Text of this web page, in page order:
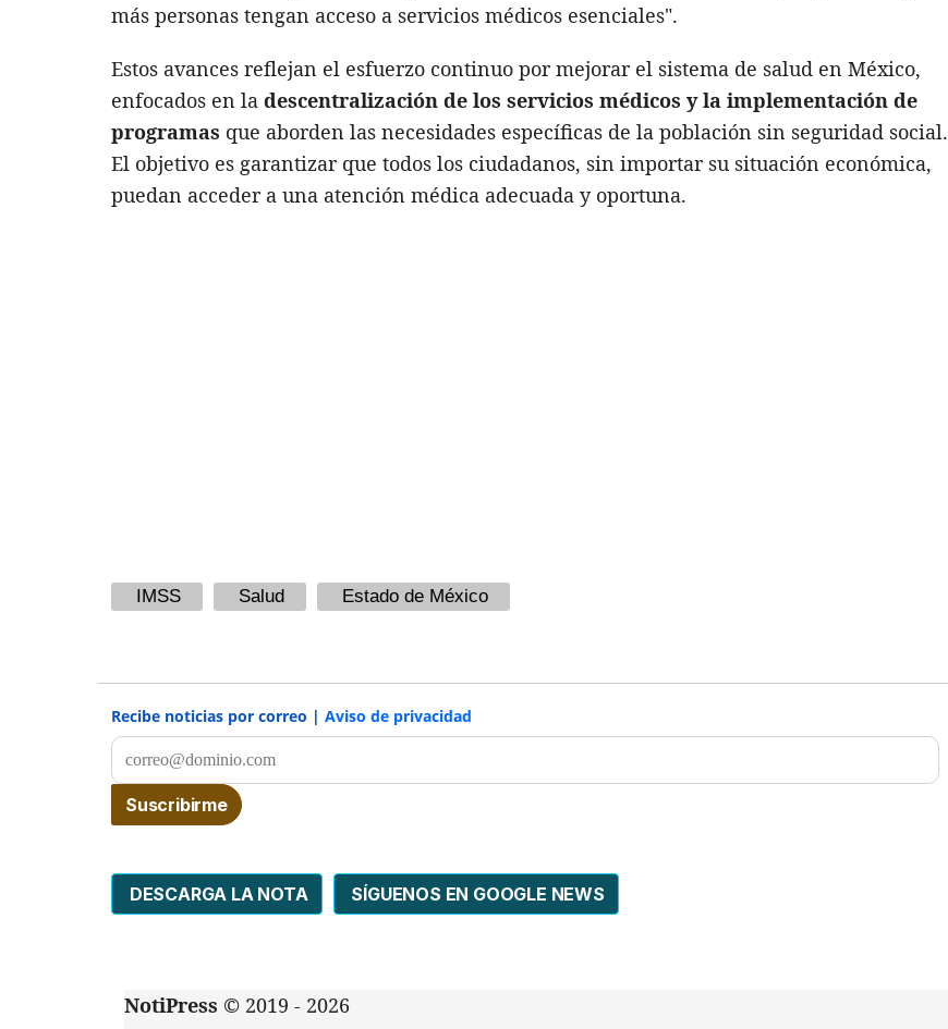
más personas tengan acceso a servicios médicos esenciales".
Estos avances reflejan el esfuerzo continuo por mejorar el sistema de salud en México,
enfocados en la descentralización de los servicios médicos y la implementación de
programas que aborden las necesidades específicas de la población sin seguridad social.
El objetivo es garantizar que todos los ciudadanos, sin importar su situación económica,
puedan acceder a una atención médica adecuada y oportuna.
IMSS Salud Estado de México
Recibe noticias por correo | Aviso de privacidad
DESCARGA LA NOTA SÍGUENOS EN GOOGLE NEWS
NotiPress © 2019 - 2026